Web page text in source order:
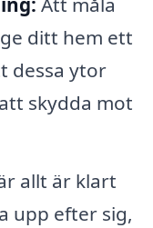
ditt hem ett
dessa ytor
skydda mot
allt är klart
upp efter sig,